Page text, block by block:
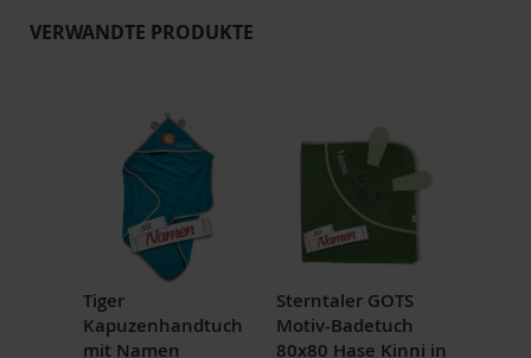
VERWANDTE PRODUKTE
Tiger
Kapuzenhandtuch
mit Namen
Sterntaler GOTS
Motiv-Badetuch
80x80 Hase Kinni in